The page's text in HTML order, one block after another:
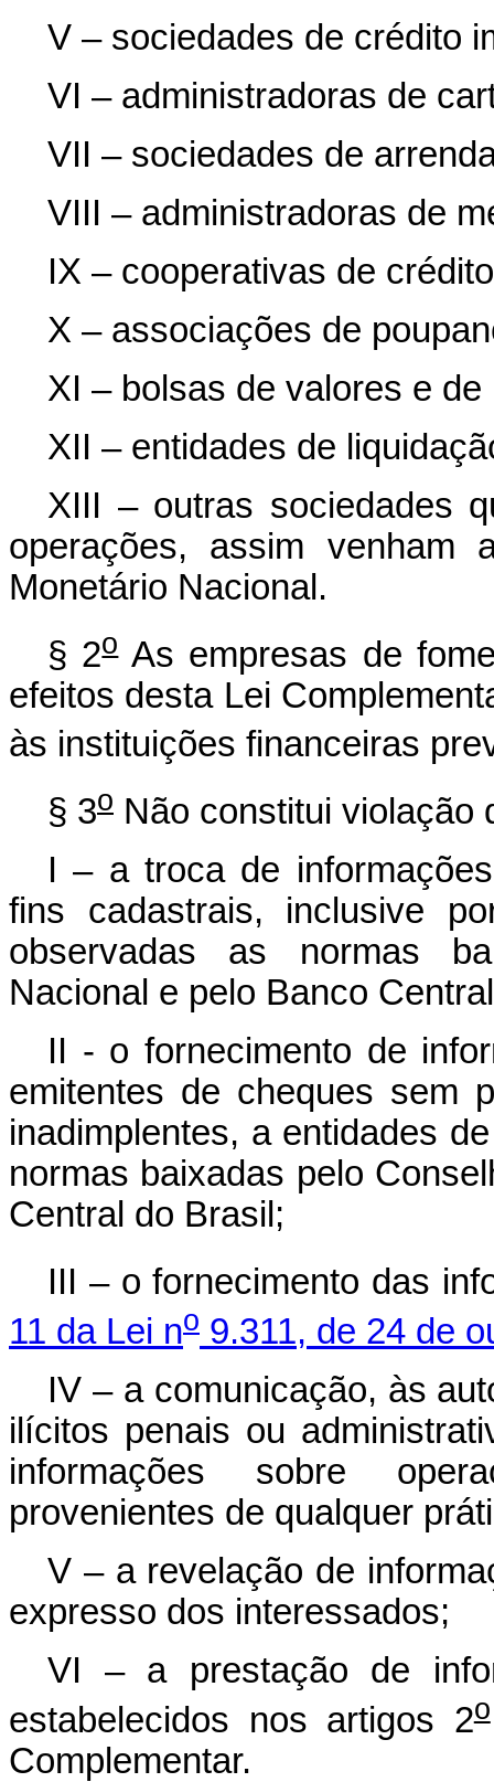
V – sociedades de crédito
VI – administradoras de
VII – sociedades de
VIII – administradoras de
IX – cooperativas de
X – associações de
XI – bolsas de valores e
XII – entidades de
XIII – outras sociedades
operações, assim venham
Monetário Nacional.
§ 2oAs empresas de
efeitos desta Lei
às instituições financeiras
§ 3o Não constitui violação
I – a troca de
fins cadastrais, inclusive
observadas as normas
Nacional e pelo Banco
II - o fornecimento de
emitentes de cheques sem
inadimplentes, a entidades
normas baixadas pelo
Central do Brasil;
III – o fornecimento das
11 da Lei no 9.311, de 24 de
IV – a comunicação, às
ilícitos penais ou
informações sobre
provenientes de qualquer
V – a revelação de
expresso dos interessados;
VI – a prestação de
estabelecidos nos artigos 2o
Complementar.